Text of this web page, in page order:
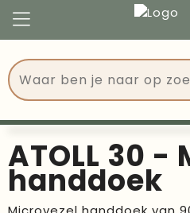
Tassen
Drinkwaren
Events
Congres
Events
Kerst
Verjaardagen
ATOLL 30 -
handdoek